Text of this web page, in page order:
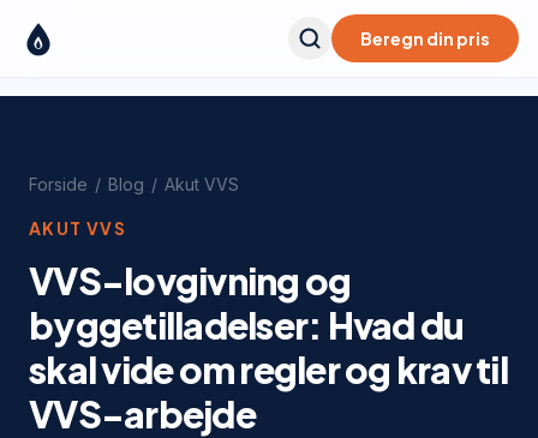
Beregn din pris
Forside / Blog / Akut VVS
AKUT VVS
VVS-lovgivning og
byggetilladelser: Hvad du
skal vide om regler og krav til
VVS-arbejde